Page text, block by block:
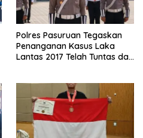
Polres Pasuruan Tegaskan
Penanganan Kasus Laka
Lantas 2017 Telah Tuntas dan